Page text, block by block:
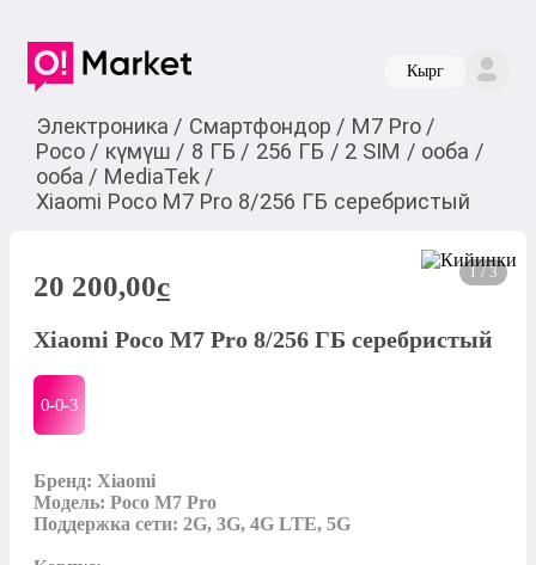
Кырг
Электроника / Смартфондор / M7 Pro /
Poco / күмүш / 8 ГБ / 256 ГБ / 2 SIM / ооба /
ооба / MediaTek /
Xiaomi Poco M7 Pro 8/256 ГБ серебристый
1 / 3
20 200,00c
Xiaomi Poco M7 Pro 8/256 ГБ серебристый
0-0-3
Бренд: Xiaomi
Модель: Poco M7 Pro
Поддержка сети: 2G, 3G, 4G LTE, 5G